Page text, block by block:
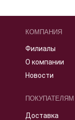
КОМПАНИЯ
Филиалы
О компании
Новости
ПОКУПАТЕЛЯМ
Доставка